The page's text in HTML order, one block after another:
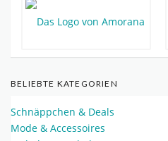
BELIEBTE KATEGORIEN
Schnäppchen & Deals
Mode & Accessoires